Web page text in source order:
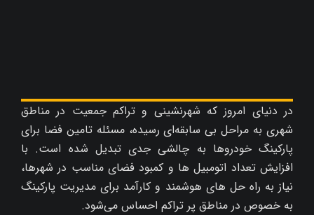
در دنیای امروز که شهرنشینی و تراکم جمعیت در مناطق
شهری به مراحل بی‌ سابقه‌ای رسیده، مسئله تامین فضا برای
پارکینگ خودروها به چالشی جدی تبدیل شده است. با
افزایش تعداد اتومبیل‌ ها و کمبود فضای مناسب در شهرها،
نیاز به راه‌ حل‌ های هوشمند و کارآمد برای مدیریت پارکینگ
به‌ خصوص در مناطق پر تراکم احساس می‌شود.